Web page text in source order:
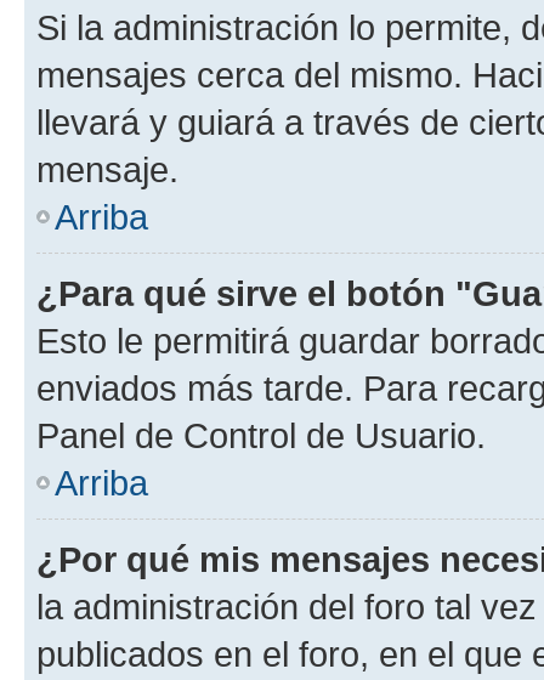
Si la administración lo permite,
mensajes cerca del mismo.
llevará y guiará a través de
mensaje.
Arriba
¿Para qué sirve el botón
Esto le permitirá guardar
enviados más tarde. Para
Panel de Control de Usuario.
Arriba
¿Por qué mis mensajes
la administración del foro tal
publicados en el foro, en el